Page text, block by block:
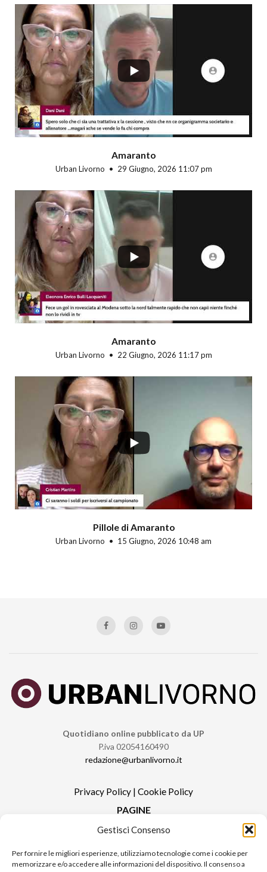
Gestisci Consenso
Per fornire le migliori esperienze, utilizziamo tecnologie come i cookie per
memorizzare e/o accedere alle informazioni del dispositivo. Il consenso a
Amaranto
Urban Livorno 29 Giugno, 2026 11:07 pm
Amaranto
Urban Livorno 22 Giugno, 2026 11:17 pm
Pillole di Amaranto
Urban Livorno 15 Giugno, 2026 10:48 am
Quotidiano online pubblicato da UP
P.iva 02054160490
redazione@urbanlivorno.it
Privacy Policy | Cookie Policy
PAGINE
Redazione
Contatti
Pubblicità